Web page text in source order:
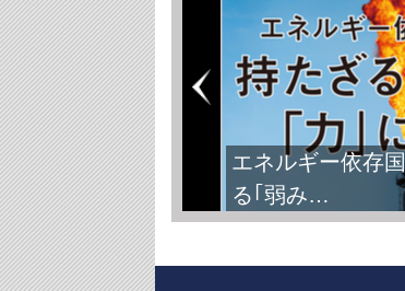
エネルギー依存
る｢弱み…